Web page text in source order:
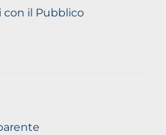
con il Pubblico